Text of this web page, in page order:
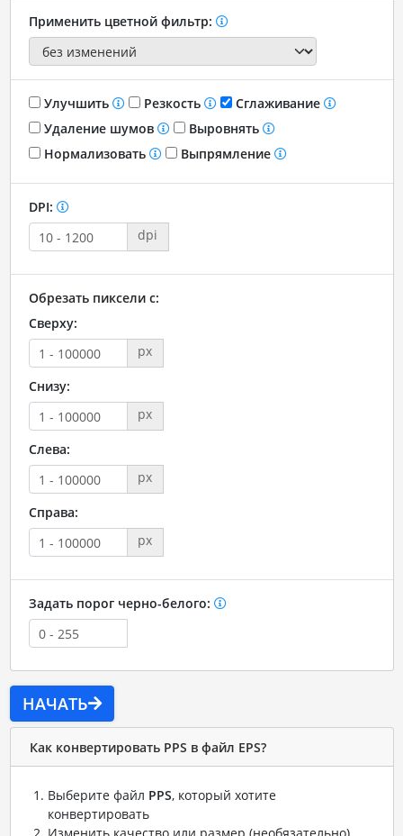
Применить цветной фильтр:
Улучшить Резкость
Сглаживание
Удаление шумов
Выровнять
Нормализовать
Выпрямление
DPI:
dpi
Обрезать пиксели с:
Сверху:
px
Снизу:
px
Слева:
px
Справа:
px
Задать порог черно-белого:
НАЧАТЬ
Как конвертировать PPS в файл EPS?
Выберите файл PPS, который хотите
конвертировать